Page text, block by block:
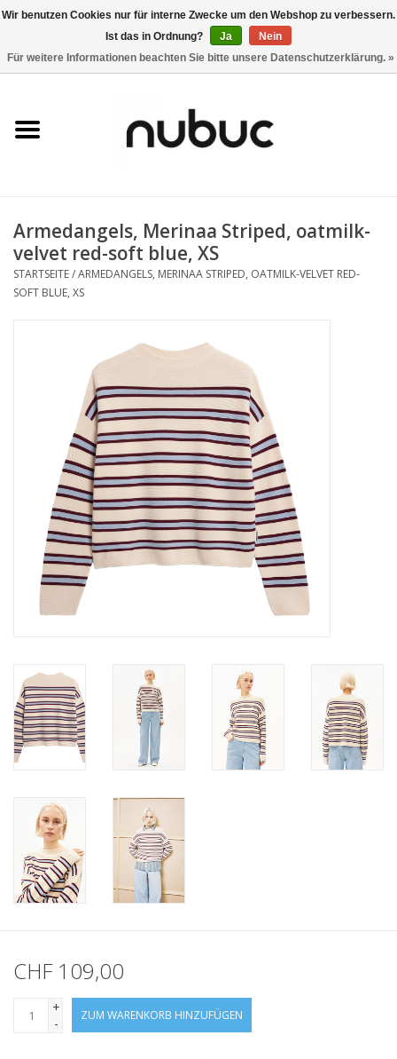
0 Artikel - CHF 0,00
Damen
Accessoires
Home
Armedangels, Merinaa Striped, oatmilk-
velvet red-soft blue, XS
STARTSEITE/ARMEDANGELS, MERINAA STRIPED, OATMILK-VELVET RED-
SOFT BLUE, XS
CHF 109,00
+
-
ZUM WARENKORB HINZUFÜGEN
Wir benutzen Cookies nur für interne Zwecke um den Webshop zu verbessern.
Ist das in Ordnung?
Ja
Nein
Für weitere Informationen beachten Sie bitte unsere Datenschutzerklärung. »